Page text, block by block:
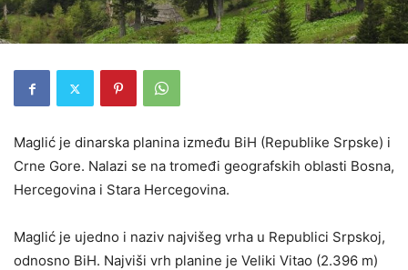
Maglić je dinarska planina između BiH (Republike Srpske) i
Crne Gore. Nalazi se na tromeđi geografskih oblasti Bosna,
Hercegovina i Stara Hercegovina.
Maglić je ujedno i naziv najvišeg vrha u Republici Srpskoj,
odnosno BiH. Najviši vrh planine je Veliki Vitao (2.396 m)